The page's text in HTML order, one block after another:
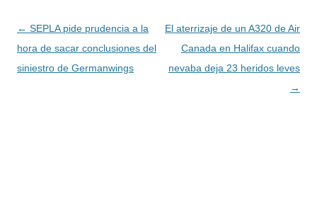
Navegación
de
entradas
← SEPLA pide prudencia a la
hora de sacar conclusiones del
siniestro de Germanwings
El aterrizaje de un A320 de Air
Canada en Halifax cuando
nevaba deja 23 heridos leves
→